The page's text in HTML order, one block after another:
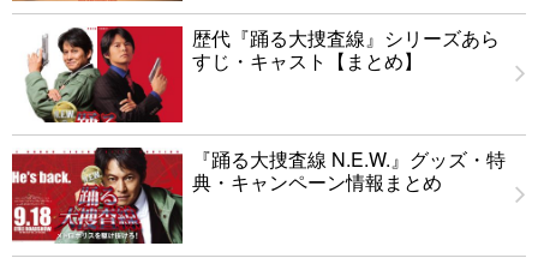
歴代『踊る大捜査線』シリーズあら
すじ・キャスト【まとめ】
『踊る大捜査線 N.E.W.』グッズ・特
典・キャンペーン情報まとめ